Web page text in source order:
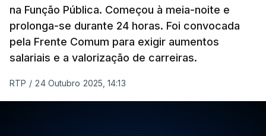
na Função Pública. Começou à meia-noite e
prolonga-se durante 24 horas. Foi convocada
pela Frente Comum para exigir aumentos
salariais e a valorização de carreiras.
RTP / 24 Outubro 2025, 14:13